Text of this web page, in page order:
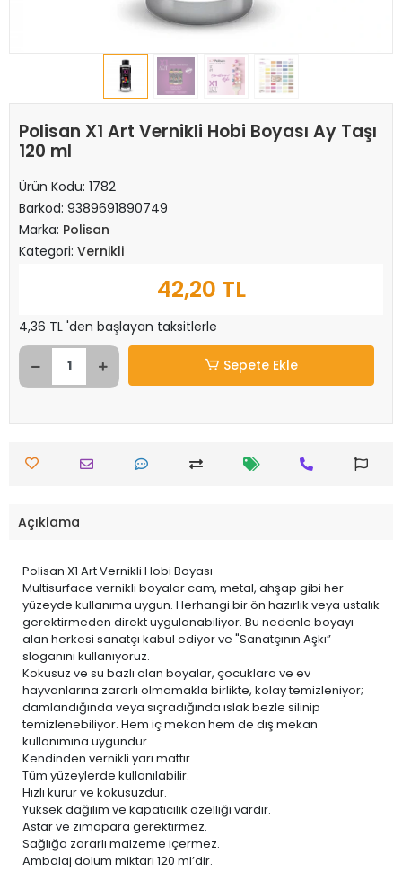
Polisan X1 Art Vernikli Hobi Boyası Ay Taşı
120 ml
Ürün Kodu: 1782
Barkod: 9389691890749
Marka: Polisan
Kategori: Vernikli
42,20 TL
4,36 TL 'den başlayan taksitlerle
Sepete Ekle
Açıklama
Polisan X1 Art Vernikli Hobi Boyası
Multisurface vernikli boyalar cam, metal, ahşap gibi her
yüzeyde kullanıma uygun. Herhangi bir ön hazırlık veya ustalık
gerektirmeden direkt uygulanabiliyor. Bu nedenle boyayı
alan herkesi sanatçı kabul ediyor ve "Sanatçının Aşkı”
sloganını kullanıyoruz.
Kokusuz ve su bazlı olan boyalar, çocuklara ve ev
hayvanlarına zararlı olmamakla birlikte, kolay temizleniyor;
damlandığında veya sıçradığında ıslak bezle silinip
temizlenebiliyor. Hem iç mekan hem de dış mekan
kullanımına uygundur.
Kendinden vernikli yarı mattır.
Tüm yüzeylerde kullanılabilir.
Hızlı kurur ve kokusuzdur.
Yüksek dağılım ve kapatıcılık özelliği vardır.
Astar ve zımapara gerektirmez.
Sağlığa zararlı malzeme içermez.
Ambalaj dolum miktarı 120 ml’dir.